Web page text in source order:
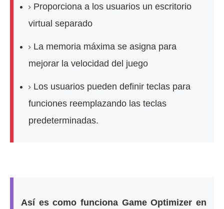
Proporciona a los usuarios un escritorio
virtual separado
La memoria máxima se asigna para
mejorar la velocidad del juego
Los usuarios pueden definir teclas para
funciones reemplazando las teclas
predeterminadas.
Así es como funciona Game Optimizer en